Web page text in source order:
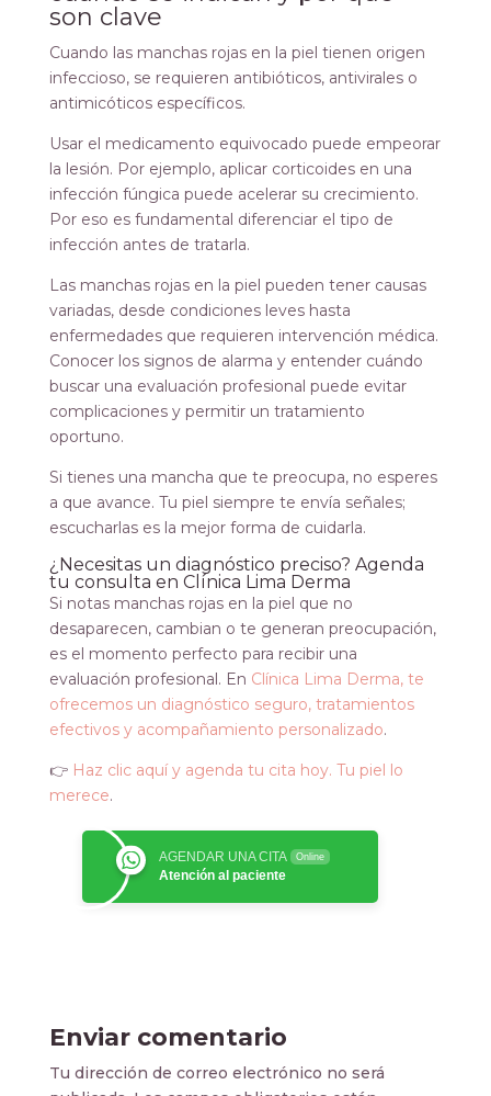
son clave
Cuando las manchas rojas en la piel tienen origen
infeccioso, se requieren antibióticos, antivirales o
antimicóticos específicos.
Usar el medicamento equivocado puede empeorar
la lesión. Por ejemplo, aplicar corticoides en una
infección fúngica puede acelerar su crecimiento.
Por eso es fundamental diferenciar el tipo de
infección antes de tratarla.
Las manchas rojas en la piel pueden tener causas
variadas, desde condiciones leves hasta
enfermedades que requieren intervención médica.
Conocer los signos de alarma y entender cuándo
buscar una evaluación profesional puede evitar
complicaciones y permitir un tratamiento
oportuno.
Si tienes una mancha que te preocupa, no esperes
a que avance. Tu piel siempre te envía señales;
escucharlas es la mejor forma de cuidarla.
¿Necesitas un diagnóstico preciso? Agenda
tu consulta en Clínica Lima Derma
Si notas manchas rojas en la piel que no
desaparecen, cambian o te generan preocupación,
es el momento perfecto para recibir una
evaluación profesional. En Clínica Lima Derma, te
ofrecemos un diagnóstico seguro, tratamientos
efectivos y acompañamiento personalizado.
👉Haz clic aquí y agenda tu cita hoy. Tu piel lo
merece.
AGENDAR UNA CITA Online
Atención al paciente
Enviar comentario
Tu dirección de correo electrónico no será